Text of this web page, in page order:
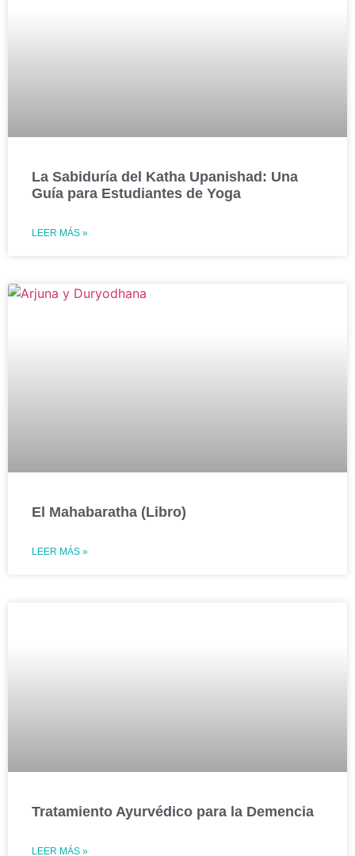
La Sabiduría del Katha Upanishad: Una
Guía para Estudiantes de Yoga
LEER MÁS »
El Mahabaratha (Libro)
LEER MÁS »
Tratamiento Ayurvédico para la Demencia
LEER MÁS »